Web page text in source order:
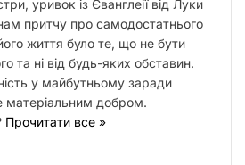
уривок із Єванглеії від Луки
притчу про самодостатнього
життя було те, що не бути
та ні від будь-яких обставин.
у майбутньому заради
матеріальним добром.
Прочитати все »